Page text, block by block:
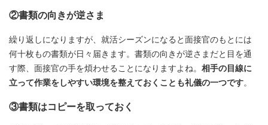
②書類の向きが逆さま
繰り返しになりますが、就活シーズンになると面接官のもとには
何十枚もの書類が日々届きます。書類の向きが逆さまだと目を通
す際、面接官の手を煩わせることになりますよね。 相手の目線に
立って作業をしやすい環境を整えておくことも礼儀の一つです。
③書類はコピーを取っておく